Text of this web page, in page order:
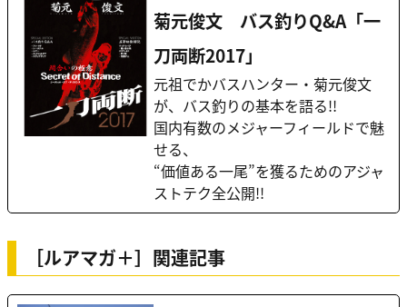
菊元俊文 バス釣りQ&A「一
刀両断2017」
元祖でかバスハンター・菊元俊文
が、バス釣りの基本を語る!!
国内有数のメジャーフィールドで魅
せる、
“価値ある一尾”を獲るためのアジャ
ストテク全公開!!
［ルアマガ＋］関連記事